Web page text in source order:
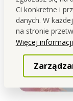
Ci konkretne i
danych. W
na stronie
Więcej informacji